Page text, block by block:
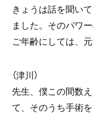
きょうは話を聞い
ました。そのパワ
ご年齢にしては、
（津川）
先生、僕この間数
て、そのうち手術